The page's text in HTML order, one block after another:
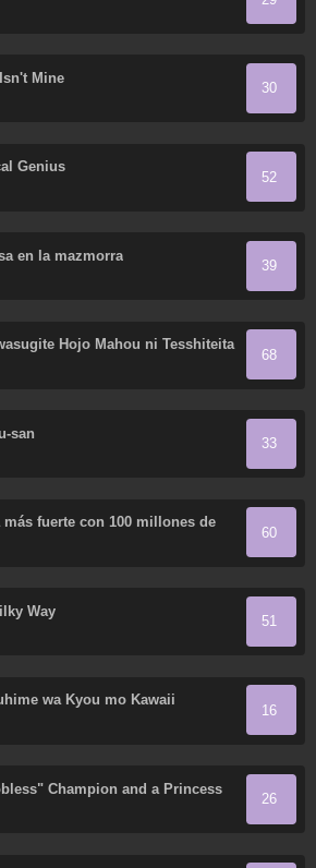
Mine
30
Genius
52
en la mazmorra
39
Hojo Mahou ni Tesshiteita
Tsuihou sarete Saikyou wo
68
san
33
más fuerte con 100 millones de
60
Way
51
wa Kyou mo Kawaii
16
Champion and a Princess
Find Their Happiness
26